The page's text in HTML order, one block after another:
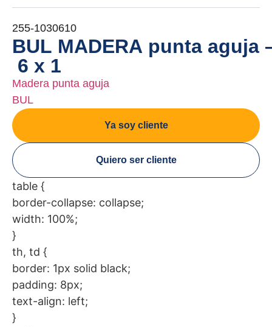
255-1030610
BUL MADERA punta aguja
6 x 1
Madera punta aguja
BUL
Ya soy cliente
Quiero ser cliente
table {
border-collapse: collapse;
width: 100%;
}
th, td {
border: 1px solid black;
padding: 8px;
text-align: left;
}